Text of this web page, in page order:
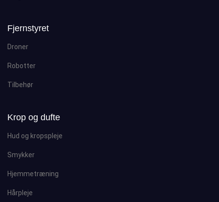
Fjernstyret
Droner
Robotter
Tilbehør
Krop og dufte
Hud og kropspleje
Smykker
Hjemmetræning
Hårpleje